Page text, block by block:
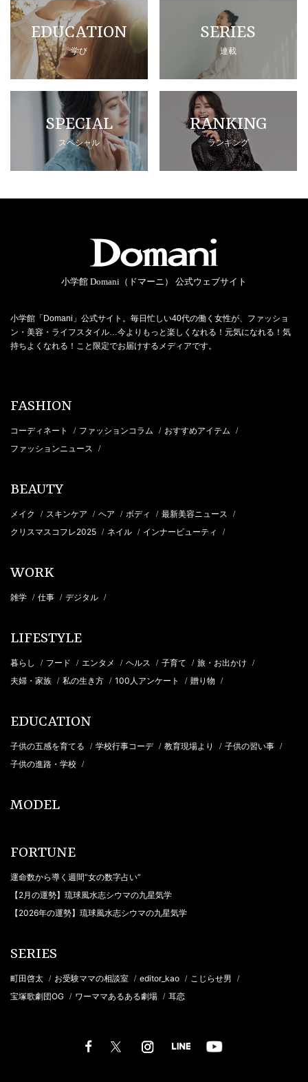
EDUCATION
学び
SERIES
連載
SPECIAL
スペシャル
RANKING
ランキング
小学館 Domani（ドマーニ） 公式ウェブサイト
小学館「Domani」公式サイト。毎日忙しい40代の働く女性が、ファッショ
ン・美容・ライフスタイル…今よりもっと楽しくなれる！元気になれる！気
持ちよくなれる！こと限定でお届けするメディアです。
FASHION
コーディネート / ファッションコラム / おすすめアイテム /
ファッションニュース /
BEAUTY
メイク / スキンケア / ヘア / ボディ / 最新美容ニュース /
クリスマスコフレ2025 / ネイル / インナービューティ /
WORK
雑学 / 仕事 / デジタル /
LIFESTYLE
暮らし / フード / エンタメ / ヘルス / 子育て / 旅・お出かけ /
夫婦・家族 / 私の生き方 / 100人アンケート / 贈り物 /
EDUCATION
子供の五感を育てる / 学校行事コーデ / 教育現場より / 子供の習い事 /
子供の進路・学校 /
MODEL
FORTUNE
運命数から導く週間“女の数字占い”
【2月の運勢】琉球風水志シウマの九星気学
【2026年の運勢】琉球風水志シウマの九星気学
SERIES
町田啓太 / お受験ママの相談室 / editor_kao / こじらせ男 /
宝塚歌劇団OG / ワーママあるある劇場 / 耳恋